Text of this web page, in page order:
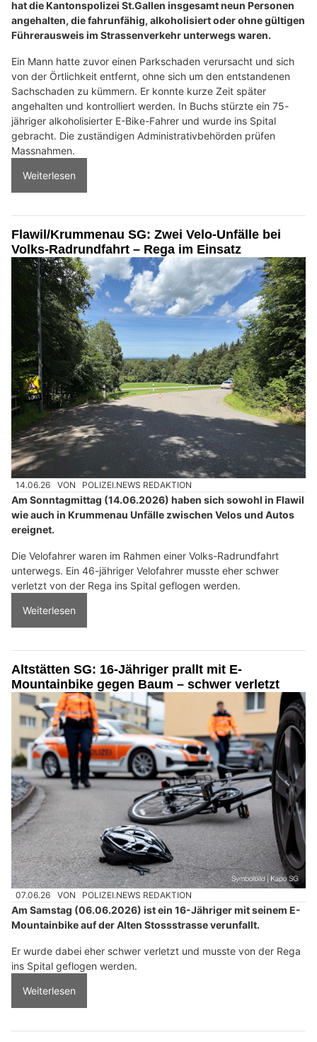
hat die Kantonspolizei St.Gallen insgesamt neun Personen
angehalten, die fahrunfähig, alkoholisiert oder ohne gültigen
Führerausweis im Strassenverkehr unterwegs waren.
Ein Mann hatte zuvor einen Parkschaden verursacht und sich
von der Örtlichkeit entfernt, ohne sich um den entstandenen
Sachschaden zu kümmern. Er konnte kurze Zeit später
angehalten und kontrolliert werden. In Buchs stürzte ein 75-
jähriger alkoholisierter E-Bike-Fahrer und wurde ins Spital
gebracht. Die zuständigen Administrativbehörden prüfen
Massnahmen.
Weiterlesen
Flawil/Krummenau SG: Zwei Velo-Unfälle bei
Volks-Radrundfahrt – Rega im Einsatz
14.06.26 VON POLIZEI.NEWS REDAKTION
Am Sonntagmittag (14.06.2026) haben sich sowohl in Flawil
wie auch in Krummenau Unfälle zwischen Velos und Autos
ereignet.
Die Velofahrer waren im Rahmen einer Volks-Radrundfahrt
unterwegs. Ein 46-jähriger Velofahrer musste eher schwer
verletzt von der Rega ins Spital geflogen werden.
Weiterlesen
Altstätten SG: 16-Jähriger prallt mit E-
Mountainbike gegen Baum – schwer verletzt
07.06.26 VON POLIZEI.NEWS REDAKTION
Am Samstag (06.06.2026) ist ein 16-Jähriger mit seinem E-
Mountainbike auf der Alten Stossstrasse verunfallt.
Er wurde dabei eher schwer verletzt und musste von der Rega
ins Spital geflogen werden.
Weiterlesen